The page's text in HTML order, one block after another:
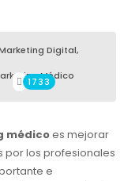
Digital,
Médico
1733
médicoes mejorar
los profesionales
e